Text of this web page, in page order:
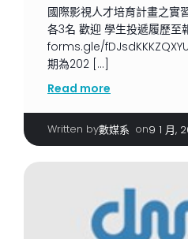
國際影視人才培育計畫之實
各3名 歡迎 學生投遞履歷至
forms.gle/
期為202 […]
Read more
Written by數媒系 on9 1 月,